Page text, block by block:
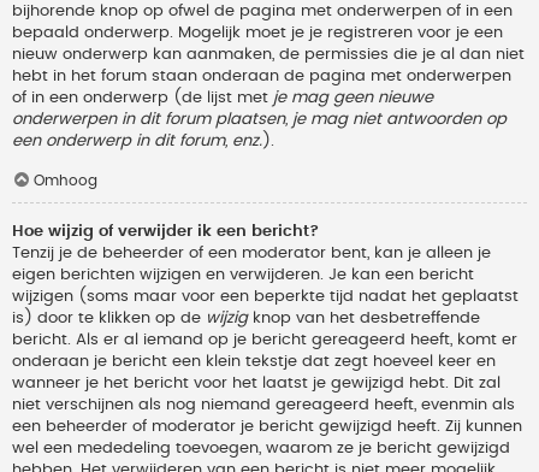
bijhorende knop op ofwel de pagina met onderwerpen of in een
bepaald onderwerp. Mogelijk moet je je registreren voor je een
nieuw onderwerp kan aanmaken, de permissies die je al dan niet
hebt in het forum staan onderaan de pagina met onderwerpen
of in een onderwerp (de lijst met je mag geen nieuwe
onderwerpen in dit forum plaatsen, je mag niet antwoorden op
een onderwerp in dit forum, enz. ).
Omhoog
Hoe wijzig of verwijder ik een bericht?
Tenzij je de beheerder of een moderator bent, kan je alleen je
eigen berichten wijzigen en verwijderen. Je kan een bericht
wijzigen (soms maar voor een beperkte tijd nadat het geplaatst
is) door te klikken op de wijzigknop van het desbetreffende
bericht. Als er al iemand op je bericht gereageerd heeft, komt er
onderaan je bericht een klein tekstje dat zegt hoeveel keer en
wanneer je het bericht voor het laatst je gewijzigd hebt. Dit zal
niet verschijnen als nog niemand gereageerd heeft, evenmin als
een beheerder of moderator je bericht gewijzigd heeft. Zij kunnen
wel een mededeling toevoegen, waarom ze je bericht gewijzigd